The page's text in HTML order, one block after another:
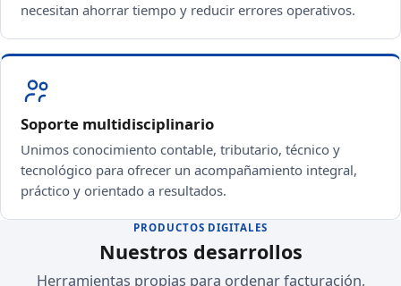
necesitan ahorrar tiempo y reducir errores operativos.
Soporte multidisciplinario
Unimos conocimiento contable, tributario, técnico y
tecnológico para ofrecer un acompañamiento integral,
práctico y orientado a resultados.
PRODUCTOS DIGITALES
Nuestros desarrollos
Herramientas propias para ordenar facturación,